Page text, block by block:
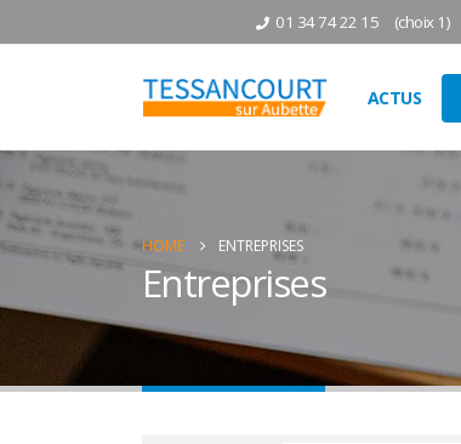
01 34 74 22 15 (choix 1)
ACTUS
HOME ENTREPRISES
Entreprises